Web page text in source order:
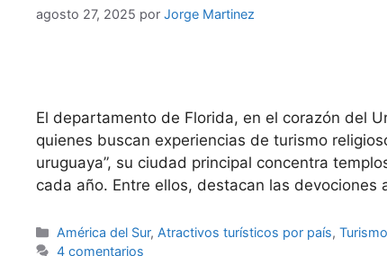
agosto 27, 2025 por Jorge Martinez
El departamento de Florida, en el corazón del
quienes buscan experiencias de turismo
uruguaya”, su ciudad principal concentra
cada año. Entre ellos, destacan las devociones
Categorías
América del Sur, Atractivos turísticos por país,
4 comentarios